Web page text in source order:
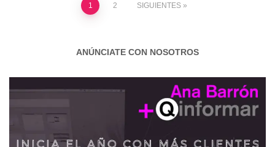
1 2 SIGUIENTES
ANÚNCIATE CON NOSOTROS